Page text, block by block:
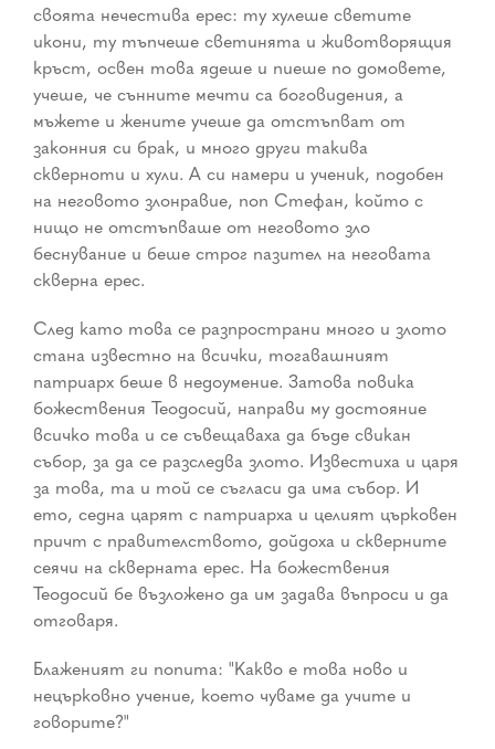
своята нечестива ерес: ту хулеше светите
икони, ту тъпчеше светинята и животворящия
кръст, освен това ядеше и пиеше по домовете,
учеше, че сънните мечти са боговидения, а
мъжете и жените учеше да отстъпват от
законния си брак, и много други такива
скверноти и хули. А си намери и ученик, подобен
на неговото злонравие, поп Стефан, който с
нищо не отстъпваше от неговото зло
беснувание и беше строг пазител на неговата
скверна ерес.
След като това се разпространи много и злото
стана известно на всички, тогавашният
патриарх беше в недоумение. Затова повика
божествения Теодосий, направи му достояние
всичко това и се съвещаваха да бъде свикан
събор, за да се разследва злото. Известиха и царя
за това, та и той се съгласи да има събор. И
ето, седна царят с патриарха и целият църковен
причт с правителството, дойдоха и скверните
сеячи на скверната ерес. На божествения
Теодосий бе възложено да им задава въпроси и да
отговаря.
Блаженият ги попита: "Какво е това ново и
нецърковно учение, което чуваме да учите и
говорите?"